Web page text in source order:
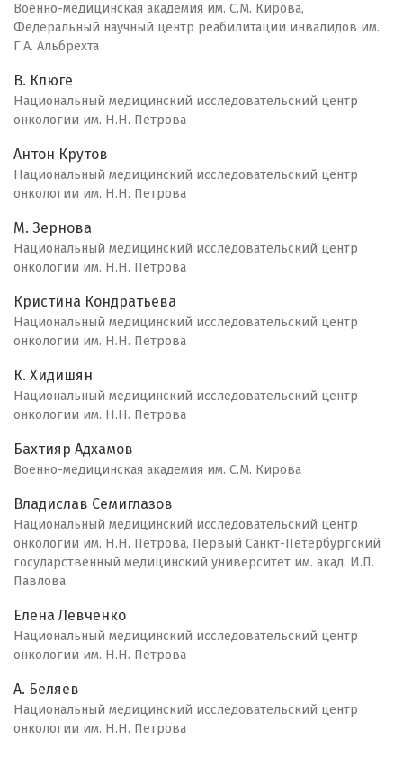
Военно-медицинская академия им. С.М. Кирова,
Федеральный научный центр реабилитации инвалидов им.
Г.А. Альбрехта
В. Клюге
Национальный медицинский исследовательский центр
онкологии им. Н.Н. Петрова
Антон Крутов
Национальный медицинский исследовательский центр
онкологии им. Н.Н. Петрова
М. Зернова
Национальный медицинский исследовательский центр
онкологии им. Н.Н. Петрова
Кристина Кондратьева
Национальный медицинский исследовательский центр
онкологии им. Н.Н. Петрова
К. Хидишян
Национальный медицинский исследовательский центр
онкологии им. Н.Н. Петрова
Бахтияр Адхамов
Военно-медицинская академия им. С.М. Кирова
Владислав Семиглазов
Национальный медицинский исследовательский центр
онкологии им. Н.Н. Петрова, Первый Санкт-Петербургский
государственный медицинский университет им. акад. И.П.
Павлова
Елена Левченко
Национальный медицинский исследовательский центр
онкологии им. Н.Н. Петрова
А. Беляев
Национальный медицинский исследовательский центр
онкологии им. Н.Н. Петрова